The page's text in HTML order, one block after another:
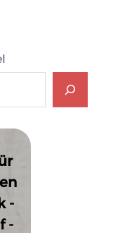
-
-